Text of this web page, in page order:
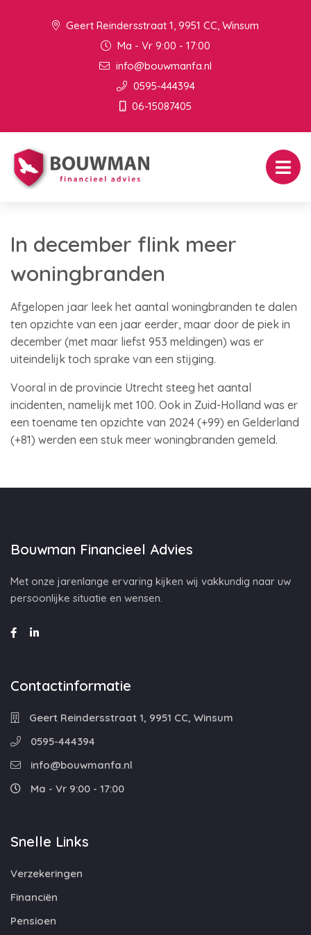
Geert Reindersstraat 1, 9951 CC, Winsum
Ma - Vr 9:00 - 17:00
info@bouwmanfa.nl
0595-444394
06-15087405
In december flink meer
woningbranden
Afgelopen jaar leek het aantal woningbranden te dalen
ten opzichte van een jaar eerder, maar door de piek in
december (met maar liefst 953 meldingen) was er
uiteindelijk toch sprake van een stijging.
Vooral in de provincie Utrecht steeg het aantal
incidenten, namelijk met 100. Ook in Zuid-Holland was er
een toename ten opzichte van 2024 (+99) en Gelderland
(+81) werden een stuk meer woningbranden gemeld.
Bouwman Financieel Advies
Met onze jarenlange ervaring kijken wij vakkundig naar uw
persoonlijke situatie en wensen.
Contactinformatie
Geert Reindersstraat 1, 9951 CC, Winsum
0595-444394
info@bouwmanfa.nl
Ma - Vr 9:00 - 17:00
Snelle Links
Verzekeringen
Financiën
Pensioen